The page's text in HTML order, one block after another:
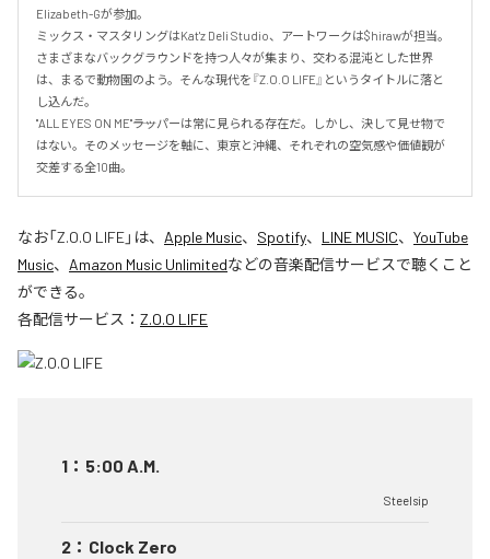
Elizabeth-Gが参加。
ミックス・マスタリングはKat'z Deli Studio、アートワークは$hirawが担当。
さまざまなバックグラウンドを持つ人々が集まり、交わる混沌とした世界
は、まるで動物園のよう。そんな現代を『Z.O.O LIFE』というタイトルに落と
し込んだ。
"ALL EYES ON ME"――ラッパーは常に見られる存在だ。しかし、決して見せ物で
はない。そのメッセージを軸に、東京と沖縄、それぞれの空気感や価値観が
交差する全10曲。
なお「Z.O.O LIFE」は、 Apple Music、 Spotify、 LINE MUSIC、 YouTube
Music、 Amazon Music Unlimitedなどの音楽配信サービスで聴くこと
ができる。
各配信サービス： Z.O.O LIFE
1 ： 5:00 A.M.
Steelsip
2 ： Clock Zero